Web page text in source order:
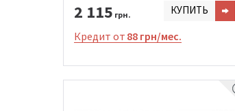
2 115 грн. КУПИТЬ
Кредит от 88 грн/мес.